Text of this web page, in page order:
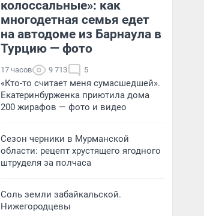
колоссальные»: как
многодетная семья едет
на автодоме из Барнаула в
Турцию — фото
17 часов 9 713 5
«Кто-то считает меня сумасшедшей».
Екатеринбурженка приютила дома
200 жирафов — фото и видео
Сезон черники в Мурманской
области: рецепт хрустящего ягодного
штруделя за полчаса
Соль земли забайкальской.
Нижегородцевы